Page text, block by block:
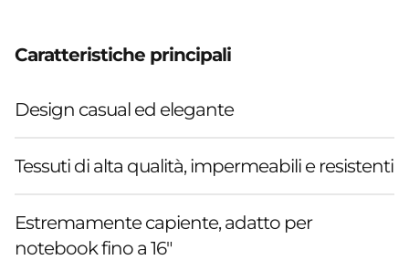
Caratteristiche principali
Design casual ed elegante
Tessuti di alta qualità, impermeabili e resistenti
Estremamente capiente, adatto per
notebook fino a 16"